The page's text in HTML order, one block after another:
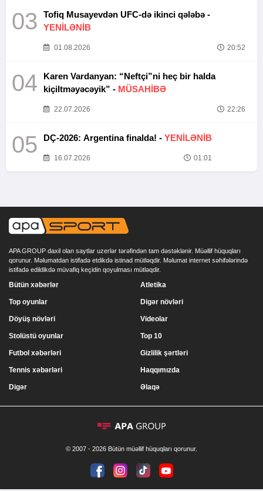
03
Tofiq Musayevdən UFC-də ikinci qələbə -
YENİLƏNİB
01.08.2026 20:52
04
Karen Vardanyan: “Neftçi”ni heç bir halda
kiçiltməyəcəyik” - MÜSAHİBƏ
22.07.2026 22:26
05 DÇ-2026: Argentina finalda! - YENİLƏNİB
16.07.2026 01:01
APA GROUP daxil olan saytlar uzerlər tərəfindən tam dəstəklənir. Müəllif hüquqları
qorunur. Məlumatdan istifadə etdikdə istinad mütləqdir. Məlumat internet səhifələrində
istifadə edildikdə müvafiq keçidin qoyulması mütləqdir.
Bütün xəbərlər
Top oyunlar
Döyüş növləri
Stolüstü oyunlar
Atletika
Digər növləri
Videolar
Top 10
Futbol xəbərləri
Tennis xəbərləri
Digər
Gizlilik şərtləri
Haqqımızda
Əlaqə
© 2007 - 2026 Bütün müəllif hüquqları qorunur.